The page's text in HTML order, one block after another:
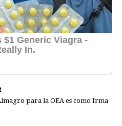
para la OEA es como Irma